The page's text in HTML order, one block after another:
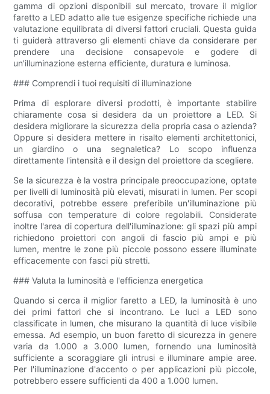
gamma di opzioni disponibili sul mercato, trovare il miglior
faretto a LED adatto alle tue esigenze specifiche richiede una
valutazione equilibrata di diversi fattori cruciali. Questa guida
ti guiderà attraverso gli elementi chiave da considerare per
prendere una decisione consapevole e godere di
un'illuminazione esterna efficiente, duratura e luminosa.
### Comprendi i tuoi requisiti di illuminazione
Prima di esplorare diversi prodotti, è importante stabilire
chiaramente cosa si desidera da un proiettore a LED. Si
desidera migliorare la sicurezza della propria casa o azienda?
Oppure si desidera mettere in risalto elementi architettonici,
un giardino o una segnaletica? Lo scopo influenza
direttamente l'intensità e il design del proiettore da scegliere.
Se la sicurezza è la vostra principale preoccupazione, optate
per livelli di luminosità più elevati, misurati in lumen. Per scopi
decorativi, potrebbe essere preferibile un'illuminazione più
soffusa con temperature di colore regolabili. Considerate
inoltre l'area di copertura dell'illuminazione: gli spazi più ampi
richiedono proiettori con angoli di fascio più ampi e più
lumen, mentre le zone più piccole possono essere illuminate
efficacemente con fasci più stretti.
### Valuta la luminosità e l'efficienza energetica
Quando si cerca il miglior faretto a LED, la luminosità è uno
dei primi fattori che si incontrano. Le luci a LED sono
classificate in lumen, che misurano la quantità di luce visibile
emessa. Ad esempio, un buon faretto di sicurezza in genere
varia da 1.000 a 3.000 lumen, fornendo una luminosità
sufficiente a scoraggiare gli intrusi e illuminare ampie aree.
Per l'illuminazione d'accento o per applicazioni più piccole,
potrebbero essere sufficienti da 400 a 1.000 lumen.